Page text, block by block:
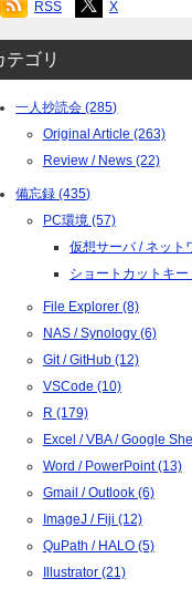
RSS X
テゴリ
一人抄読会 (285)
Original Article (263)
Review / News (22)
備忘録 (435)
PC環境 (57)
仮想サーバ / ネット
ショートカットキー
File Explorer (8)
NAS / Synology (6)
Git / GitHub (12)
VSCode (10)
R (179)
Excel / VBA / Google
Word / PowerPoint (13)
Gmail / Outlook (6)
ImageJ / Fiji (12)
QuPath / HALO (5)
Illustrator (21)